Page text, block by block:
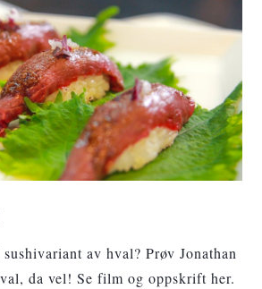
av hval? Prøv Jonathan
da vel! Se film og oppskrift her.